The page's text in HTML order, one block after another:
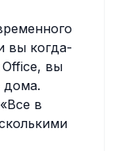
вы когда-
вы
дома.
в